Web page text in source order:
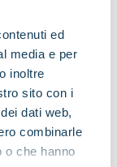
ed
media e per
inoltre
sito con i
dati web,
combinarle
o che hanno
la
intelligenza
reale del